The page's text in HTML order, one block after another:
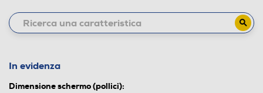
In evidenza
Dimensione schermo (pollici):